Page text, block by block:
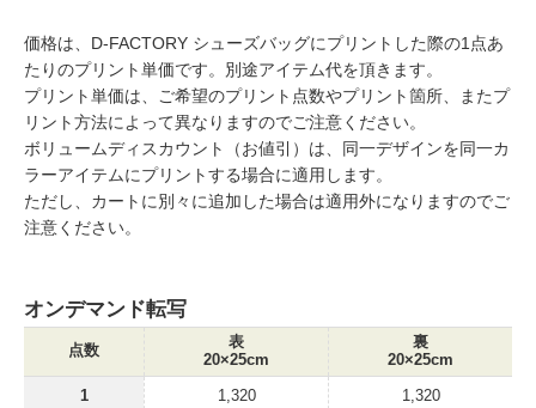
価格は、D-FACTORY シューズバッグにプリントした際の1点あ
たりのプリント単価です。別途アイテム代を頂きます。
プリント単価は、ご希望のプリント点数やプリント箇所、またプ
リント方法によって異なりますのでご注意ください。
ボリュームディスカウント（お値引）は、同一デザインを同一カ
ラーアイテムにプリントする場合に適用します。
ただし、カートに別々に追加した場合は適用外になりますのでご
注意ください。
オンデマンド転写
点数
表
20×25cm
裏
20×25cm
1 1,320 1,320